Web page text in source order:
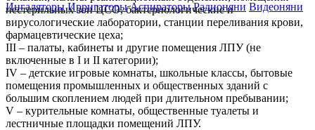
Ингаляторы Ирригаторы Аспираторы Радионяни Видеоняни
нестерильных зон ЦСО, бактериологические и
вирусологические лаборатории, станции переливания крови,
фармацевтические цеха;
III – палаты, кабинеты и другие помещения ЛПУ (не
включенные в I и II категории);
IV – детские игровые комнаты, школьные классы, бытовые
помещения промышленных и общественных зданий с
большим скоплением людей при длительном пребывании;
V – курительные комнаты, общественные туалеты и
лестничные площадки помещений ЛПУ.